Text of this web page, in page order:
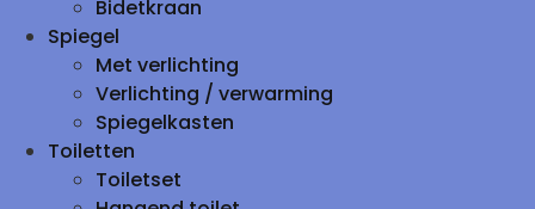
Bidetkraan
Spiegel
Met verlichting
Verlichting / verwarming
Spiegelkasten
Toiletten
Toiletset